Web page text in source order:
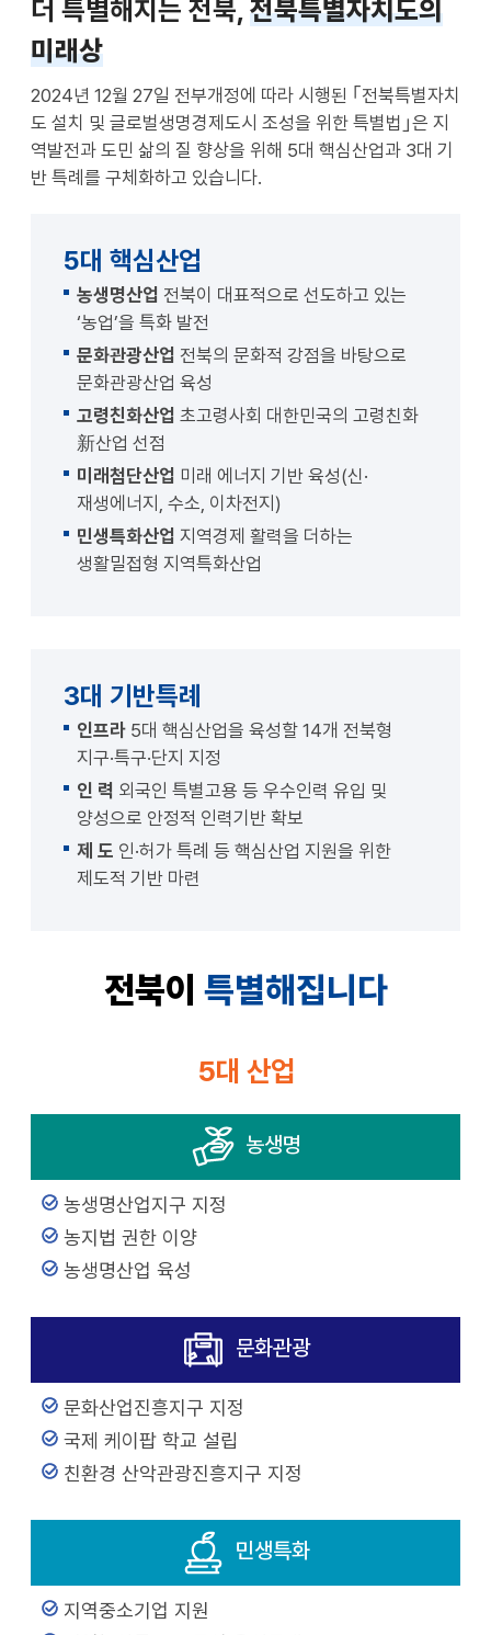
더 특별해지는 전북, 전북특별자치도의
미래상
2024년 12월 27일 전부개정에 따라 시행된 ｢전북특별자치
도 설치 및 글로벌생명경제도시 조성을 위한 특별법｣은 지
역발전과 도민 삶의 질 향상을 위해 5대 핵심산업과 3대 기
반 특례를 구체화하고 있습니다.
5대 핵심산업
농생명산업 전북이 대표적으로 선도하고 있는
‘농업’을 특화 발전
문화관광산업 전북의 문화적 강점을 바탕으로
문화관광산업 육성
고령친화산업 초고령사회 대한민국의 고령친화
新산업 선점
미래첨단산업 미래 에너지 기반 육성(신·
재생에너지, 수소, 이차전지)
민생특화산업 지역경제 활력을 더하는
생활밀접형 지역특화산업
3대 기반특례
인프라 5대 핵심산업을 육성할 14개 전북형
지구·특구·단지 지정
인 력 외국인 특별고용 등 우수인력 유입 및
양성으로 안정적 인력기반 확보
제 도 인·허가 특례 등 핵심산업 지원을 위한
제도적 기반 마련
전북이 특별해집니다
5대 산업
농생명
농생명산업지구 지정
농지법 권한 이양
농생명산업 육성
문화관광
문화산업진흥지구 지정
국제 케이팝 학교 설립
친환경 산악관광진흥지구 지정
민생특화
지역중소기업 지원